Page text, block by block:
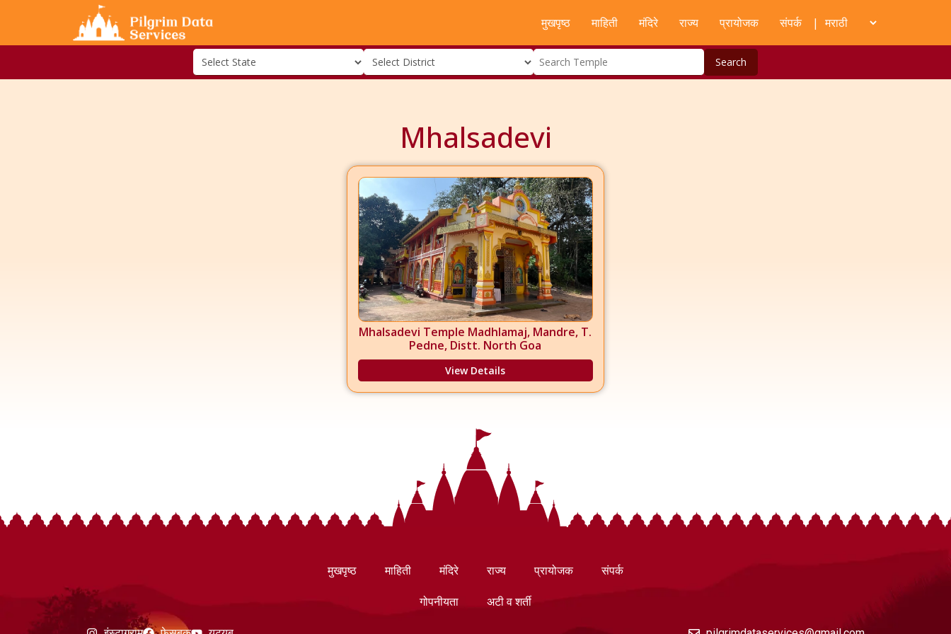
मुखपृष्ठ माहिती मंदिरे राज्य प्रायोजक संपर्क |
Search
Mhalsadevi
Mhalsadevi Temple Madhlamaj, Mandre, T.
Pedne, Distt. North Goa
View Details
मुखपृष्ठ माहिती मंदिरे राज्य प्रायोजक संपर्क
गोपनीयता अटी व शर्ती